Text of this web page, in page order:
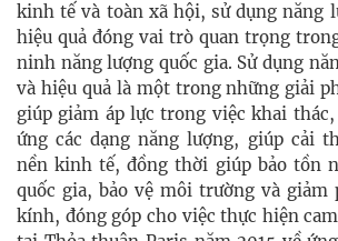
kinh tế và toàn xã hội, sử dụng năng
hiệu quả đóng vai trò quan trọng
ninh năng lượng quốc gia. Sử dụng
và hiệu quả là một trong những giải
giúp giảm áp lực trong việc khai
ứng các dạng năng lượng, giúp cải
nền kinh tế, đồng thời giúp bảo tồn
quốc gia, bảo vệ môi trường và
kính, đóng góp cho việc thực hiện